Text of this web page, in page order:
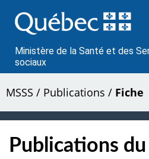
au
contenu
Ministère de la Santé et des
sociaux
MSSS / Publications / Fiche
Publications